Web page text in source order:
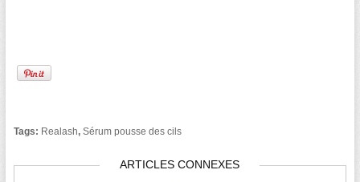
Tags: Realash, Sérum pousse des cils
ARTICLES CONNEXES